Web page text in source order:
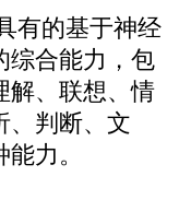
有的基于神经
综合能力，包
解、联想、情
、判断、文
力。